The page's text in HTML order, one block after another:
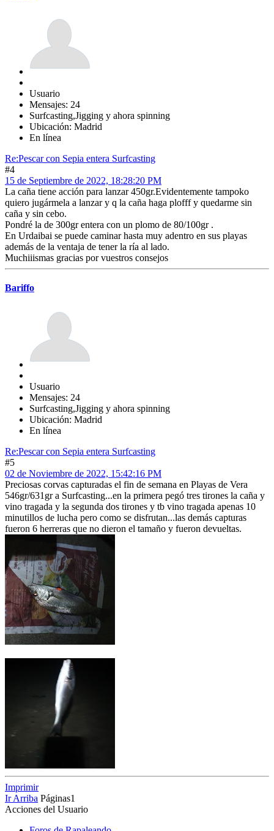
Usuario
Mensajes: 24
Surfcasting,Jigging y ahora spinning
Ubicación: Madrid
En línea
Re:Pescar con Sepia entera Surfcasting
#4
15 de Septiembre de 2022, 18:28:20 PM
La caña tiene acción para lanzar 450gr.Evidentemente tampoko
quiero jugármela a lanzar y q la caña haga plofff y quedarme sin
caña y sin cebo.
Pondré la de 300gr entera con un plomo de 80/100gr .
En Urdaibai se puede caminar hasta muy adentro en sus playas
además de la ventaja de tener la ría al lado.
Muchiiismas gracias por vuestros consejos
Bariffo
Usuario
Mensajes: 24
Surfcasting,Jigging y ahora spinning
Ubicación: Madrid
En línea
Re:Pescar con Sepia entera Surfcasting
#5
02 de Noviembre de 2022, 15:42:16 PM
Preciosas corvas capturadas el fin de semana en Playas de Vera
546gr/631gr a Surfcasting...en la primera pegó tres tirones la caña y
vino tragada y la segunda dos tirones y tb vino tragada apenas 10
minutillos de lucha pero como se disfrutan...las demás capturas
fueron 6 herreras que no dieron el tamaño y fueron devueltas.
Imprimir
Ir Arriba Páginas1
Acciones del Usuario